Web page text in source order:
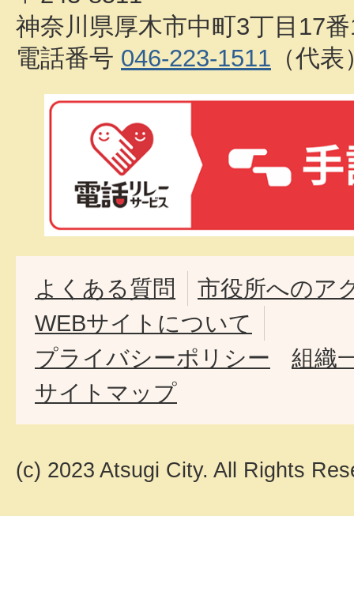
神奈川県厚木市中町3丁目17
電話番号 046-223-1511 （代表
よくある質問
市役所へのア
WEBサイトについて
プライバシーポリシー
組織
サイトマップ
(c) 2023 Atsugi City. All Rights